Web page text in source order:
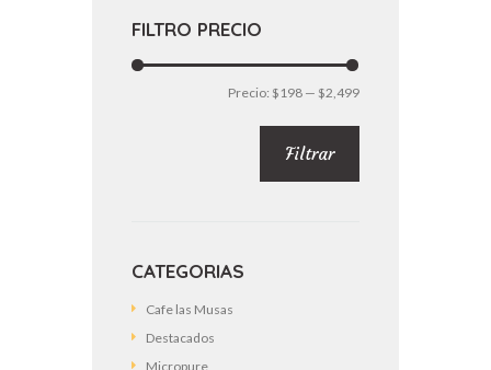
FILTRO PRECIO
Precio
Precio
Filtrar
Precio: $198 — $2,499
CATEGORIAS
Cafe las Musas
Destacados
Micropure